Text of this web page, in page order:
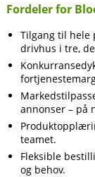
Fordeler for
Tilgang til hele
drivhus i tre,
annonser – på
teamet.
Fleksible
og behov.